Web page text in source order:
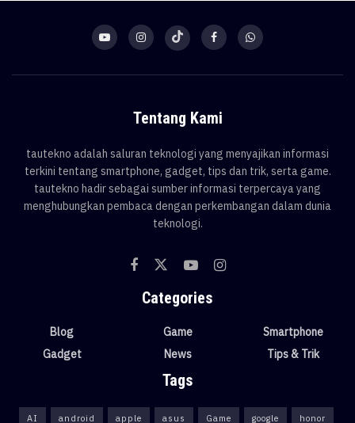
Tentang Kami
tautekno adalah saluran teknologi yang menyajikan informasi
terkini tentang smartphone, gadget, tips dan trik, serta game.
tautekno hadir sebagai sumber informasi terpercaya yang
menghubungkan pembaca dengan perkembangan dalam dunia
teknologi.
Categories
Blog
Gadget
Game
News
Smartphone
Tips & Trik
Tags
AI android apple asus Game google honor